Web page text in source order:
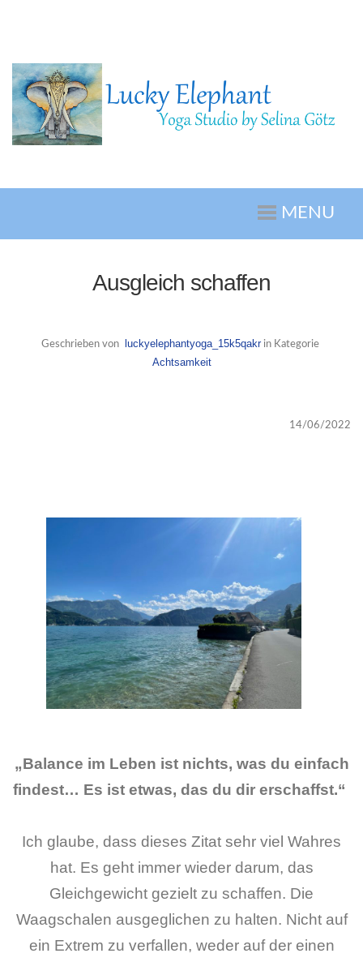
MENU
Ausgleich schaffen
Geschrieben von luckyelephantyoga_15k5qakrin Kategorie
Achtsamkeit
14/06/2022
„Balance im Leben ist nichts, was du einfach
findest… Es ist etwas, das du dir erschaffst.“
Ich glaube, dass dieses Zitat sehr viel Wahres
hat. Es geht immer wieder darum, das
Gleichgewicht gezielt zu schaffen. Die
Waagschalen ausgeglichen zu halten. Nicht auf
ein Extrem zu verfallen, weder auf der einen